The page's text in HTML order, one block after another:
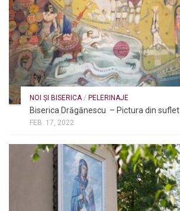
NOI ȘI BISERICA/ PELERINAJE
Biserica Drăgănescu – Pictura din suflet
FEB. 17, 2022